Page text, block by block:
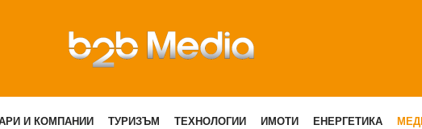
И КОМПАНИИ ТУРИЗЪМ ТЕХНОЛОГИИ ИМОТИ ЕНЕРГЕТИКА